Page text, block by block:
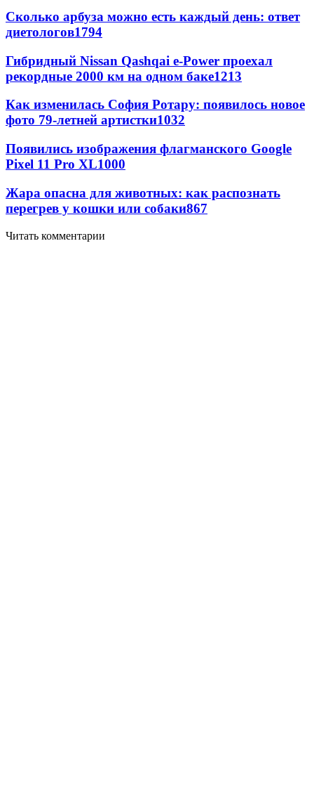
Сколько арбуза можно есть каждый день: ответ
диетологов1794
Гибридный Nissan Qashqai e-Power проехал
рекордные 2000 км на одном баке1213
Как изменилась София Ротару: появилось новое
фото 79-летней артистки1032
Появились изображения флагманского Google
Pixel 11 Pro XL1000
Жара опасна для животных: как распознать
перегрев у кошки или собаки867
Читать комментарии